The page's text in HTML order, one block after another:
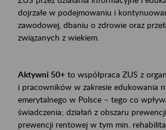
dojrzałe w podejmowaniu i
zawodowej, dbaniu o zdrowie oraz
związanych z wiekiem.
Aktywni 50+ to współpraca ZUS z
i pracowników w zakresie edukowania
emerytalnego w Polsce – tego co
świadczenia; działań z obszaru
prewencji rentowej w tym min.